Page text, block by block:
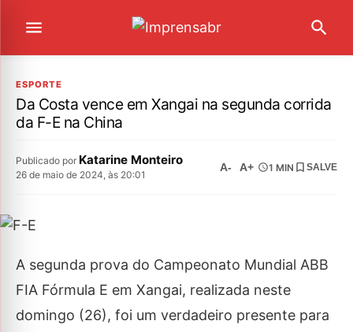
ESPORTE
Da Costa vence em Xangai na segunda corrida
da F-E na China
Publicado por Katarine Monteiro
26 de maio de 2024, às 20:01
A- A+ 1 MIN SALVE
A segunda prova do Campeonato Mundial ABB
FIA Fórmula E em Xangai, realizada neste
domingo (26), foi um verdadeiro presente para